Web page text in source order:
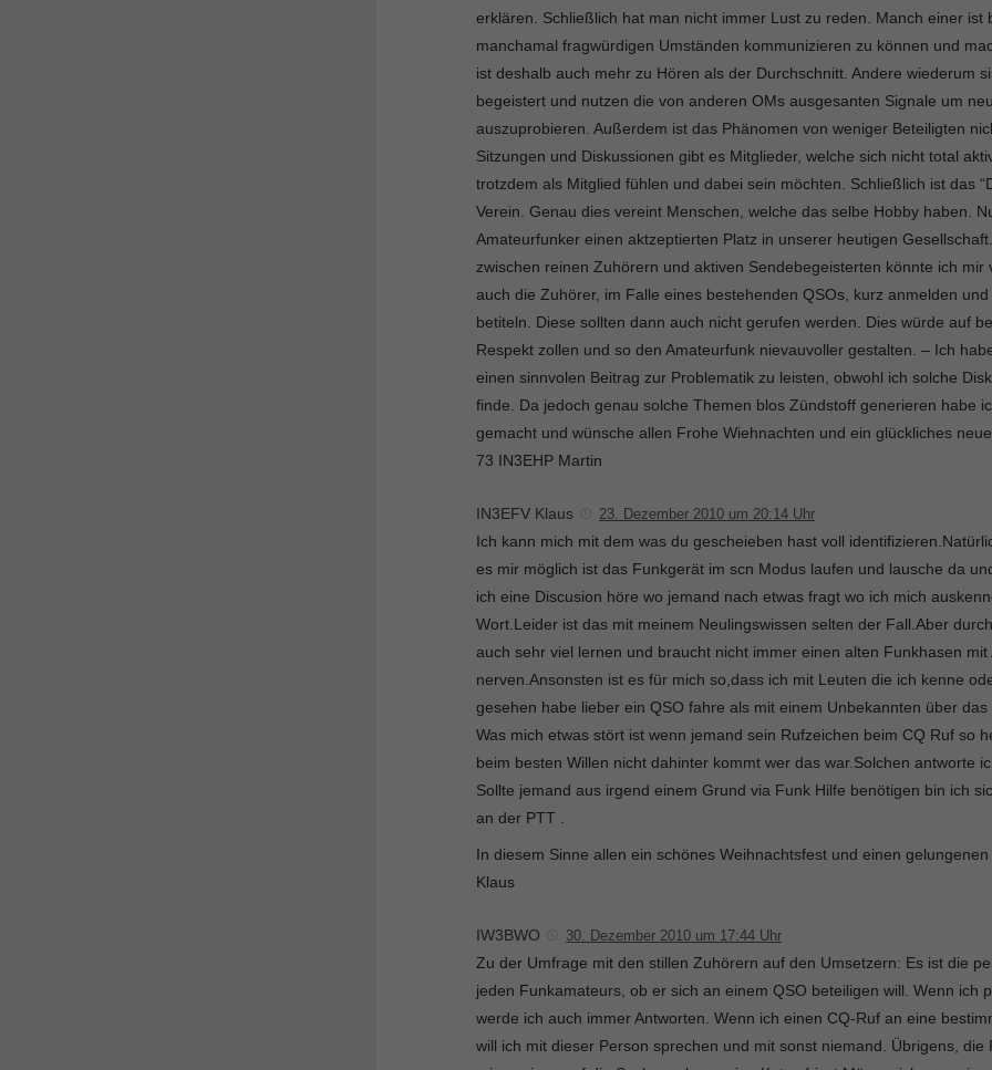
erklären. Schließlich hat man nicht immer Lust zu reden. Manch einer ist
manchamal fragwürdigen Umständen kommunizieren zu können und
ist deshalb auch mehr zu Hören als der Durchschnitt. Andere wiederum
begeistert und nutzen die von anderen OMs ausgesanten Signale um
auszuprobieren. Außerdem ist das Phänomen von weniger Beteiligten
Sitzungen und Diskussionen gibt es Mitglieder, welche sich nicht total
trotzdem als Mitglied fühlen und dabei sein möchten. Schließlich ist das
Verein. Genau dies vereint Menschen, welche das selbe Hobby haben.
Amateurfunker einen aktzeptierten Platz in unserer heutigen
zwischen reinen Zuhörern und aktiven Sendebegeisterten könnte ich mir
auch die Zuhörer, im Falle eines bestehenden QSOs, kurz anmelden
betiteln. Diese sollten dann auch nicht gerufen werden. Dies würde auf
Respekt zollen und so den Amateurfunk nievauvoller gestalten. – Ich
einen sinnvolen Beitrag zur Problematik zu leisten, obwohl ich solche
finde. Da jedoch genau solche Themen blos Zündstoff generieren habe
gemacht und wünsche allen Frohe Wiehnachten und ein glückliches
73 IN3EHP Martin
IN3EFV Klaus 23. Dezember 2010 um 20:14 Uhr
Ich kann mich mit dem was du gescheieben hast voll
es mir möglich ist das Funkgerät im scn Modus laufen und lausche da
ich eine Discusion höre wo jemand nach etwas fragt wo ich mich
Wort.Leider ist das mit meinem Neulingswissen selten der Fall.Aber
auch sehr viel lernen und braucht nicht immer einen alten Funkhasen mit
nerven.Ansonsten ist es für mich so,dass ich mit Leuten die ich kenne
gesehen habe lieber ein QSO fahre als mit einem Unbekannten über das
Was mich etwas stört ist wenn jemand sein Rufzeichen beim CQ Ruf so
beim besten Willen nicht dahinter kommt wer das war.Solchen antworte
Sollte jemand aus irgend einem Grund via Funk Hilfe benötigen bin ich
an der PTT .
In diesem Sinne allen ein schönes Weihnachtsfest und einen
Klaus
IW3BWO 30. Dezember 2010 um 17:44 Uhr
Zu der Umfrage mit den stillen Zuhörern auf den Umsetzern: Es ist die
jeden Funkamateurs, ob er sich an einem QSO beteiligen will. Wenn ich
werde ich auch immer Antworten. Wenn ich einen CQ-Ruf an eine
will ich mit dieser Person sprechen und mit sonst niemand. Übrigens, die